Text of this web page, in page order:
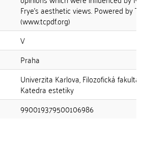
Frye's aesthetic views. Powered by
(www.tcpdf.org)
V
Praha
Univerzita Karlova, Filozofická fakulta,
Katedra estetiky
990019379500106986